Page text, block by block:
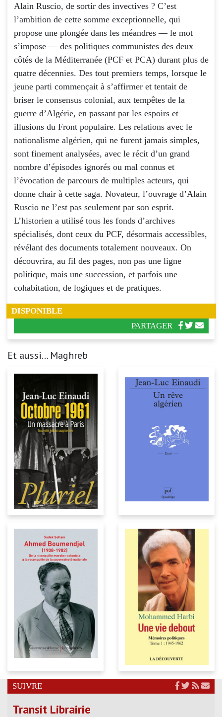
Alain Ruscio, de sortir des invectives ? C’est
l’ambition de cette somme exceptionnelle, qui
propose une plongée dans les méandres — le mot
s’impose — des politiques communistes des deux
côtés de la Méditerranée (PCF et PCA) durant plus de
quatre décennies. Des tout premiers temps, lorsque le
jeune parti commençait à s’affirmer et tentait de
briser le consensus colonial, aux tempêtes de la
guerre d’Algérie, en passant par les espoirs et
illusions du Front populaire. Les relations avec le
nationalisme algérien, qui ne furent jamais simples,
sont finement analysées, avec le récit d’un grand
nombre d’épisodes ignorés ou mal connus et
l’évocation de parcours de multiples acteurs, qui
donne chair à cette saga. Novateur, l’ouvrage d’Alain
Ruscio ne l’est pas seulement par son esprit.
L’historien a utilisé tous les fonds d’archives
spécialisés, dont ceux du PCF, désormais accessibles,
révélant des documents totalement nouveaux. On
découvrira, au fil des pages, non pas une ligne
politique, mais une succession, et parfois une
cohabitation, de logiques et de pratiques.
DISPONIBLE
PARTAGER
Et aussi... Maghreb
SUIVRE
Transit Librairie